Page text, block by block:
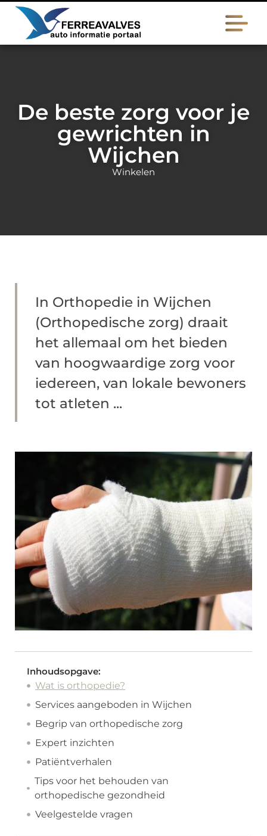
De beste zorg voor je
gewrichten in
Wijchen
Winkelen
In Orthopedie in Wijchen
(Orthopedische zorg) draait
het allemaal om het bieden
van hoogwaardige zorg voor
iedereen, van lokale bewoners
tot atleten ...
Inhoudsopgave:
Wat is orthopedie?
Services aangeboden in Wijchen
Begrip van orthopedische zorg
Expert inzichten
Patiëntverhalen
Tips voor het behouden van
orthopedische gezondheid
Veelgestelde vragen